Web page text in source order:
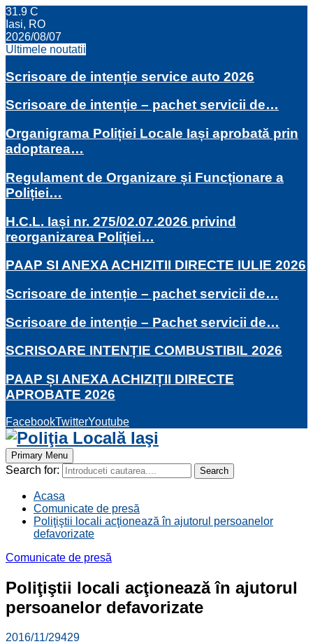
31.9 C
Iasi, RO
2026/08/07
Ultimele noutatii
Scrisoare de intenție service auto 2026
Scrisoare de intenție – pachet servicii de…
Organigrama Poliției Locale Iași aprobată prin
adoptarea…
Regulament de Organizare și Funcționare a
Poliției…
H.C.L. Iași nr. 275/02.07.2026 privind
reorganizarea Poliției…
PAAP SI ANEXA ACHIZITII DIRECTE IULIE 2026
Scrisoare de intenție – pachet servicii de…
Scrisoare de intenție – Pachet servicii de…
SCRISOARE INTENȚIE COMBUSTIBIL 2026
PAAP ȘI ANEXA ACHIZIȚII DIRECTE
APROBATE 2026
FacebookTwitterYoutube
Primary Menu
Search for: Search
Acasa
Comunicate de presă
Poliţiştii locali acţionează în ajutorul persoanelor
defavorizate
Comunicate de presă
Poliţiştii locali acţionează în ajutorul
persoanelor defavorizate
2016/11/29429